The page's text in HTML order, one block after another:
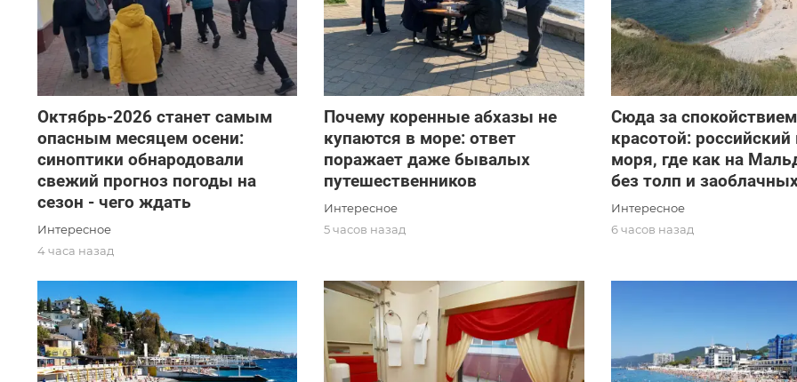
Октябрь-2026 станет самым
опасным месяцем осени:
синоптики обнародовали
свежий прогноз погоды на
сезон - чего ждать
Интересное
4 часа назад
Почему коренные абхазы не
купаются в море: ответ
поражает даже бывалых
путешественников
Интересное
5 часов назад
Сюда за
красотой: российский
моря, где как на
без толп и
Интересное
6 часов назад